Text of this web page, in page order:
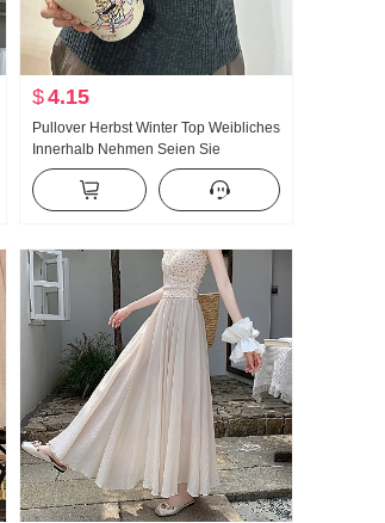
$4.15
Pullover Herbst Winter Top Weibliches
Innerhalb Nehmen Seien Sie
vorsichtig Kapitän Ärmel Hemd Neu
Vielseitig kombinierbar Mode Schlank
Charme